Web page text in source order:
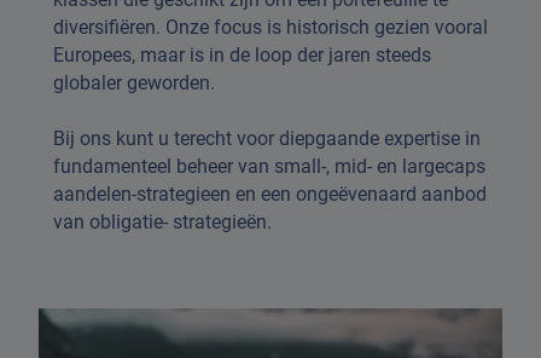
diversifiëren. Onze focus is historisch gezien vooral
Europees, maar is in de loop der jaren steeds
globaler geworden.
Bij ons kunt u terecht voor diepgaande expertise in
fundamenteel beheer van small-, mid- en largecaps
aandelen-strategieen en een ongeëvenaard aanbod
van obligatie- strategieën.